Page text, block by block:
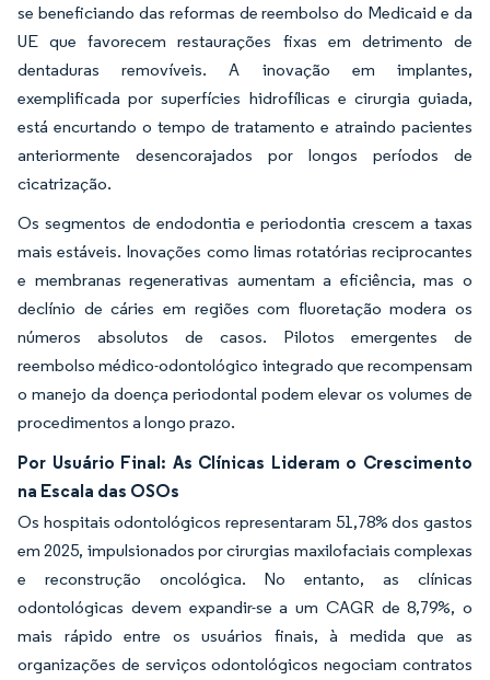
se beneficiando das reformas de reembolso do Medicaid e da
UE que favorecem restaurações fixas em detrimento de
dentaduras removíveis. A inovação em implantes,
exemplificada por superfícies hidrofílicas e cirurgia guiada,
está encurtando o tempo de tratamento e atraindo pacientes
anteriormente desencorajados por longos períodos de
cicatrização.
Os segmentos de endodontia e periodontia crescem a taxas
mais estáveis. Inovações como limas rotatórias reciprocantes
e membranas regenerativas aumentam a eficiência, mas o
declínio de cáries em regiões com fluoretação modera os
números absolutos de casos. Pilotos emergentes de
reembolso médico-odontológico integrado que recompensam
o manejo da doença periodontal podem elevar os volumes de
procedimentos a longo prazo.
Por Usuário Final: As Clínicas Lideram o Crescimento
na Escala das OSOs
Os hospitais odontológicos representaram 51,78% dos gastos
em 2025, impulsionados por cirurgias maxilofaciais complexas
e reconstrução oncológica. No entanto, as clínicas
odontológicas devem expandir-se a um CAGR de 8,79%, o
mais rápido entre os usuários finais, à medida que as
organizações de serviços odontológicos negociam contratos